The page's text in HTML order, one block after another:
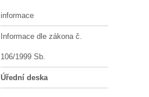
informace
Informace dle zákona č.
106/1999 Sb.
Úřední deska